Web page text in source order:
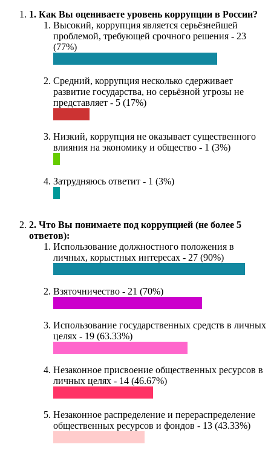
1. Как Вы оцениваете уровень коррупции в России?
Высокий, коррупция является серьёзнейшей
проблемой, требующей срочного решения - 23
(77%)
Средний, коррупция несколько сдерживает
развитие государства, но серьёзной угрозы не
представляет - 5 (17%)
Низкий, коррупция не оказывает существенного
влияния на экономику и общество - 1 (3%)
Затрудняюсь ответит - 1 (3%)
2. Что Вы понимаете под коррупцией (не более 5
ответов):
Использование должностного положения в
личных, корыстных интересах - 27 (90%)
Взяточничество - 21 (70%)
Использование государственных средств в личных
целях - 19 (63.33%)
Незаконное присвоение общественных ресурсов в
личных целях - 14 (46.67%)
Незаконное распределение и перераспределение
общественных ресурсов и фондов - 13 (43.33%)